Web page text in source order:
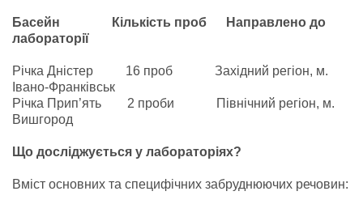
Басейн
Кількість проб Направлено до
лабораторії
Річка Дністер 16 проб Західний регіон, м.
Івано-Франківськ
Річка Прип’ять 2 проби Північний регіон, м.
Вишгород
Що досліджується у лабораторіях?
Вміст основних та специфічних забруднюючих речовин: